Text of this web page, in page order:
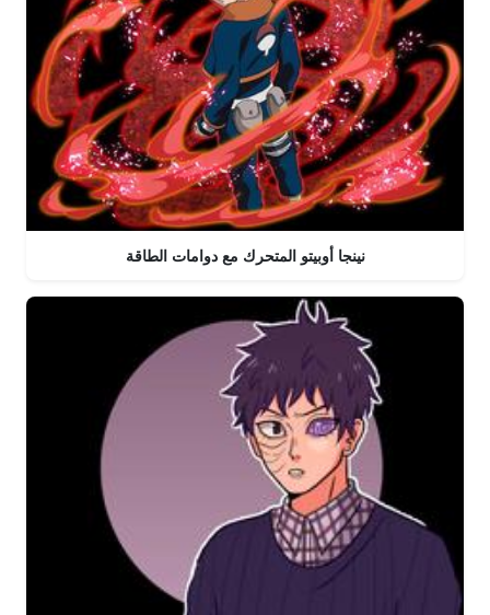
نينجا أوبيتو المتحرك مع دوامات الطاقة